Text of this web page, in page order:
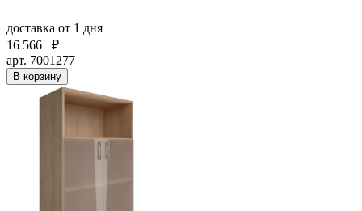
доставка от 1 дня
16 566
₽
арт. 7001277
В корзину